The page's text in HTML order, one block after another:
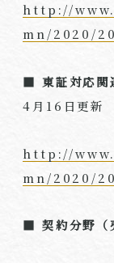
http://
mn/2020/
■ 東証対応
4月16日更新
http://
mn/2020/
■ 契約分野